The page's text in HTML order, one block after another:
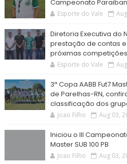
Campeonato
Esporte do Vale
Diretoria Executiva do
prestação de contas
próximas competições
Esporte do Vale
3ª Copa AABB Fut7
de Parelhas-RN,
classificação dos
Joao Filho Aug 03,
Iniciou o III
Master SUB 100 PB
Joao Filho Aug 03,